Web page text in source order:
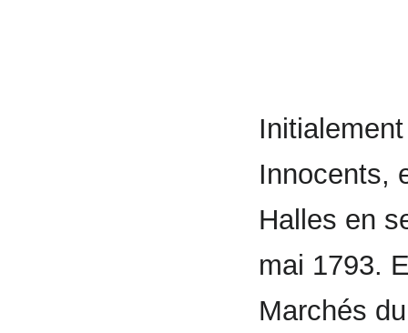
Innocents,
Halles en
mai 1793.
Marchés